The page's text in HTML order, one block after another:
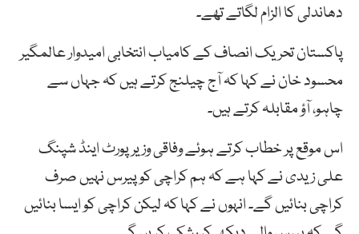
دھاندلی کا الزام لگاتے تھے۔
پاکستان تحریک انصاف کے کامیاب انتخابی امیدوار عالمگیر
محسود خان نے کہا کہ آج چیلنج کرتے ہیں کہ جہاں سے
چاہو، آؤ مقابلہ کرتے ہیں۔
اس موقع پر خطاب کرتے ہوئے وفاقی وزیر پورٹ اینڈ شپنگ
علی زیدی نے کہا ہے کہ ہم کراچی کو پیرس نہیں صرف
کراچی بنائیں گے۔ انہوں نے کہا کہ لیکن کراچی کو ایسا بنائیں